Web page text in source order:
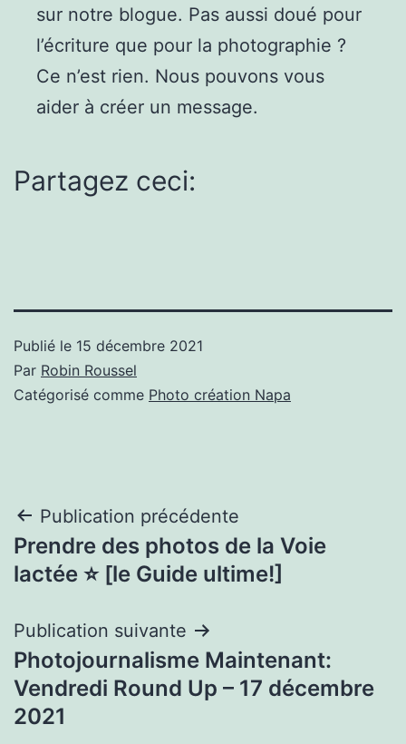
sur notre blogue. Pas aussi doué pour
l’écriture que pour la photographie ?
Ce n’est rien. Nous pouvons vous
aider à créer un message.
Partagez ceci:
Publié le 15 décembre 2021
Par Robin Roussel
Catégorisé comme Photo création Napa
Navigation
de
Publication précédente
Prendre des photos de la Voie
lactée ⭐ [le Guide ultime!]
Publication suivante
Photojournalisme Maintenant:
Vendredi Round Up – 17 décembre
2021